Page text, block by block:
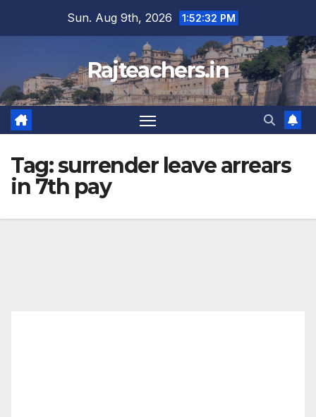
Sun. Aug 9th, 2026 1:52:32 PM
Rajteachers.in
Tag:surrender leave arrears
in 7th pay